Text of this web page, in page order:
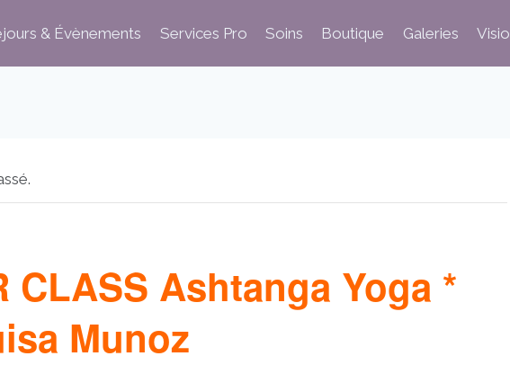
& Évènements Services Pro Soins Boutique Galeries Visio
CLASS Ashtanga Yoga *
Munoz